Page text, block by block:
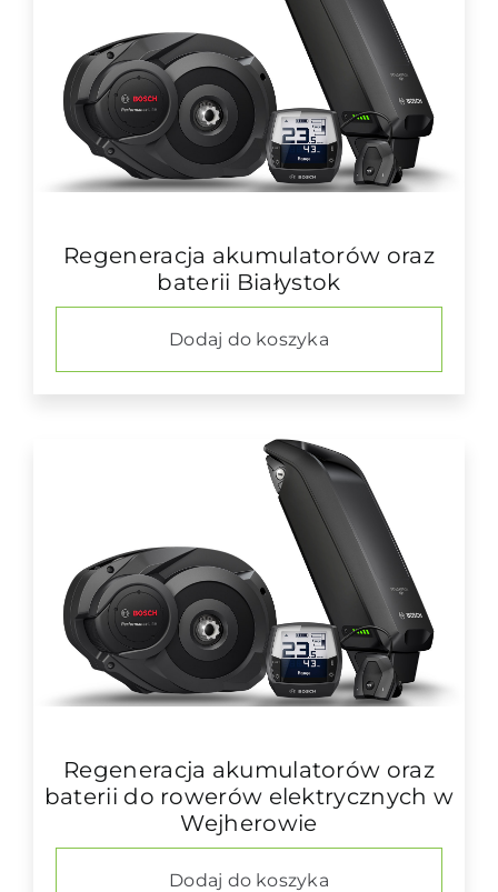
Regeneracja akumulatorów oraz
baterii Białystok
Dodaj do koszyka
Regeneracja akumulatorów oraz
baterii do rowerów elektrycznych w
Wejherowie
Dodaj do koszyka